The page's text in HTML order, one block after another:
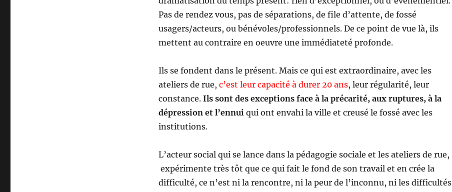
Pas de rendez vous, pas de séparations, de file d’attente, de fossé
usagers/acteurs, ou bénévoles/professionnels. De ce point de vue là, ils
mettent au contraire en oeuvre une immédiateté profonde.
Ils se fondent dans le présent. Mais ce qui est extraordinaire, avec les
ateliers de rue, c’est leur capacité à durer 20 ans, leur régularité, leur
constance. Ils sont des exceptions face à la précarité, aux ruptures, à la
dépression et l’ennuiqui ont envahi la ville et creusé le fossé avec les
institutions.
L’acteur social qui se lance dans la pédagogie sociale et les ateliers de rue,
expérimente très tôt que ce qui fait le fond de son travail et en crée la
difficulté, ce n’est ni la rencontre, ni la peur de l’inconnu, ni les difficultés